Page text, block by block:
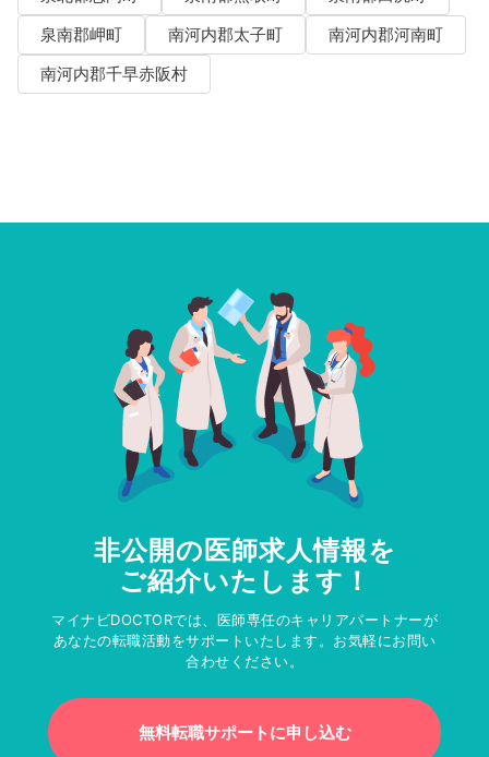
泉南郡岬町
南河内郡太子町
南河内郡河南町
南河内郡千早赤阪村
非公開の医師求人情報を
ご紹介いたします！
マイナビDOCTORでは、医師専任のキャリアパートナーが
あなたの転職活動をサポートいたします。お気軽にお問い
合わせください。
無料転職サポートに申し込む